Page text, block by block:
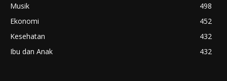
Musik
498
Ekonomi
452
Kesehatan
432
Ibu dan Anak
432